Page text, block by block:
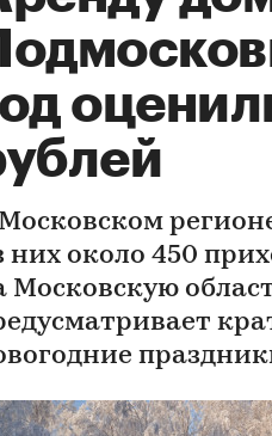
них около 450
Московскую